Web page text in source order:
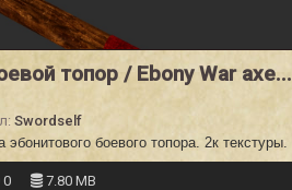
топор / Ebony War axe...
Swordself
эбонитового боевого топора. 2к текстуры.
0 7.80 MB